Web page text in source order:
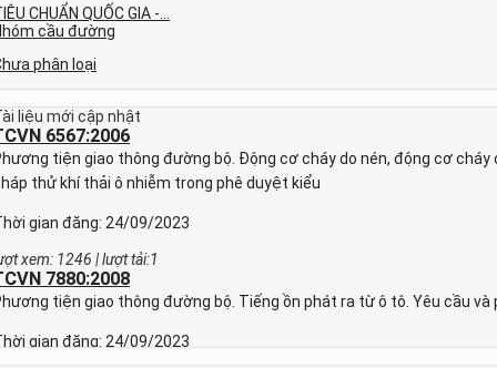
CHUẨN QUỐC GIA -...
cầu đường
phân loại
liệu mới cập nhật
6567:2006
tiện giao thông đường bộ. Động cơ cháy do nén, động cơ
thử khí thải ô nhiễm trong phê duyệt kiểu
gian đăng: 24/09/2023
xem: 1246 | lượt tải:1
7880:2008
tiện giao thông đường bộ. Tiếng ồn phát ra từ ô tô. Yêu cầu
gian đăng: 24/09/2023